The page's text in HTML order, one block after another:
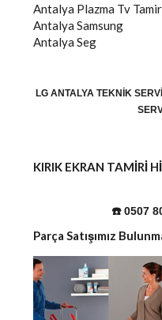
Antalya Plazma Tv
Antalya Samsung
Antalya Seg
LG ANTALYA TEKNIK
KIRIK EKRAN TAMİRİ
☎️ 0507
Parça Satışımız